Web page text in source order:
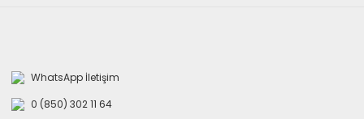
WhatsApp İletişim
0 (850) 302 11 64